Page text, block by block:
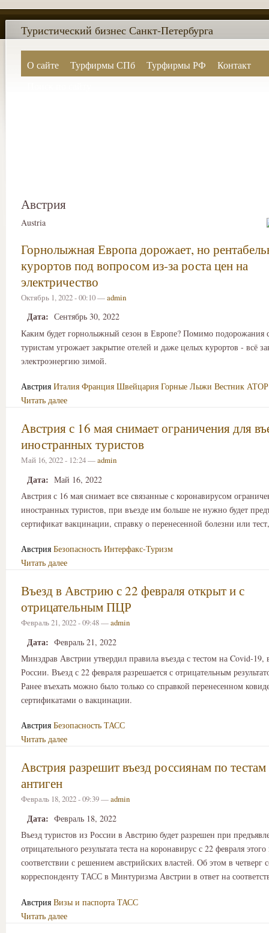
О сайте Турфирмы СПб Турфирмы РФ
Контакт
Туристический бизнес Санкт-Петербурга
Австрия
Austria
Горнолыжная Европа дорожает, но
курортов под вопросом из-за роста цен на
электричество
Октябрь 1, 2022 - 00:10 —admin
Дата: Сентябрь 30, 2022
Каким будет горнолыжный сезон в Европе? Помимо подорожания
туристам угрожает закрытие отелей и даже целых курортов - всё
электроэнергию зимой.
Австрия Италия Франция Швейцария Горные Лыжи Вестник АТОР
Читать далее
Австрия с 16 мая снимает ограничения для
иностранных туристов
Май 16, 2022 - 12:24 —admin
Дата: Май 16, 2022
Австрия с 16 мая снимает все связанные с коронавирусом
иностранных туристов, при въезде им больше не нужно будет
сертификат вакцинации, справку о перенесенной болезни или тест,
Австрия Безопасность Интерфакс-Туризм
Читать далее
Въезд в Австрию с 22 февраля открыт и с
отрицательным ПЦР
Февраль 21, 2022 - 09:48 —admin
Дата: Февраль 21, 2022
Минздрав Австрии утвердил правила въезда с тестом на Covid-19,
России. Въезд с 22 февраля разрешается с отрицательным
Ранее въехать можно было только со справкой перенесенном
сертификатами о вакцинации.
Австрия Безопасность ТАСС
Читать далее
Австрия разрешит въезд россиянам по
антиген
Февраль 18, 2022 - 09:39 —admin
Дата: Февраль 18, 2022
Въезд туристов из России в Австрию будет разрешен при
отрицательного результата теста на коронавирус с 22 февраля этого
соответствии с решением австрийских властей. Об этом в четверг
корреспонденту ТАСС в Минтуризма Австрии в ответ на
Австрия Визы и паспорта ТАСС
Читать далее